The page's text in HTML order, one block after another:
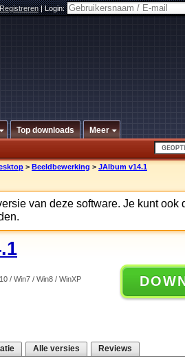
Registreren|Login:
Top downloads Meer
> Beeldbewerking > JAlbum v14.1
van deze software. Je kunt ook
/ Win7 / Win8 / WinXP
Alle versies Reviews